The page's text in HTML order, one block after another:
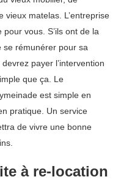
vieux matelas. L’entreprise
vous. S’ils ont de la
se rémunérer pour sa
payer l’intervention
que ça. Le
est simple en
pratique. Un service
de vivre une bonne
à re-location